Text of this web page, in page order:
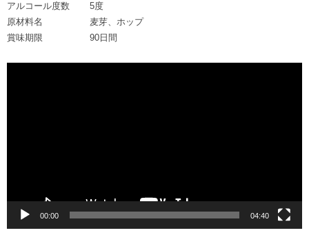
アルコール度数
5度
原材料名
麦芽、ホップ
賞味期限
90日間
00:00 04:40